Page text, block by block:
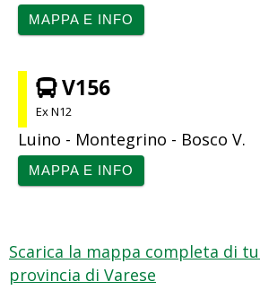
MAPPA E INFO
V156
Ex N12
Luino - Montegrino - Bosco V.
MAPPA E INFO
Scarica la mappa completa di
provincia di Varese